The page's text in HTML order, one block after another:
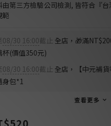
由第三方檢驗公司檢測, 皆符合『台
範
08/30 16:00截止 全店，🎁滿
杯(價值350元)
08/30 16:00截止 全店，【中元補
身包*1
查看更多